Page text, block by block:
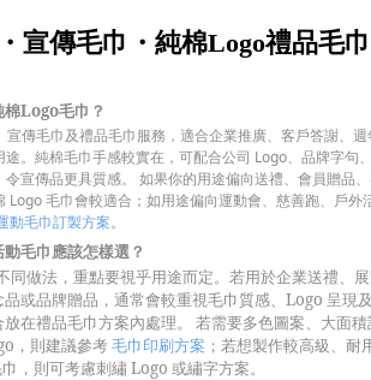
宣傳毛巾・純棉Logo禮品毛巾
Logo毛巾？
傳毛巾及禮品毛巾服務，適合企業推廣、客戶答謝、週
。純棉毛巾手感較實在，可配合公司 Logo、品牌字句
宣傳品更具質感。 如果你的用途偏向送禮、會員贈品
Logo 毛巾會較適合；如用途偏向運動會、慈善跑、戶外
動毛巾訂製方案。
毛巾應該怎樣選？
做法，重點要視乎用途而定。若用於企業送禮、
或品牌贈品，通常會較重視毛巾質感、Logo 呈現
在禮品毛巾方案內處理。 若需要多色圖案、大面積
，則建議參考毛巾印刷方案 ；若想製作較高級、耐
，則可考慮刺繡 Logo 或繡字方案。